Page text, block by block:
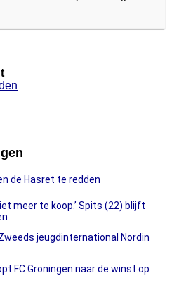
de Hasret te redden
meer te koop.’ Spits (22) blijft
jeugdinternational Nordin
FC Groningen naar de winst op